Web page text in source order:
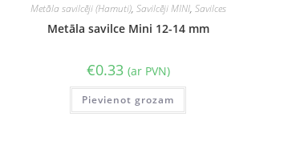
Metāla savilcēji (Hamuti), Savilcēji MINI, Savilces
Metāla savilce Mini 12-14 mm
€0.33 (ar PVN)
Pievienot grozam